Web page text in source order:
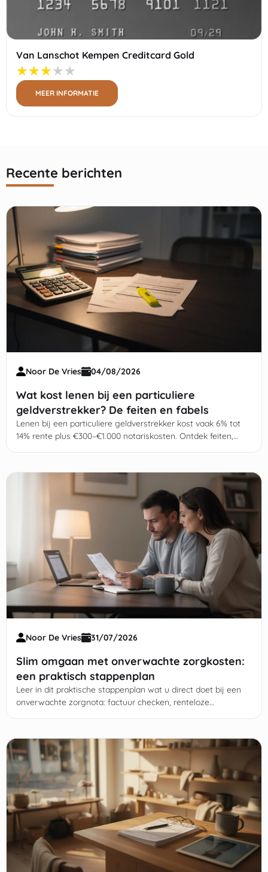
Van Lanschot Kempen Creditcard Gold
MEER INFORMATIE
Recente berichten
Noor De Vries 04/08/2026
Wat kost lenen bij een particuliere
geldverstrekker? De feiten en fabels
Lenen bij een particuliere geldverstrekker kost vaak 6% tot
14% rente plus €300–€1.000 notariskosten. Ontdek feiten,
Noor De Vries 31/07/2026
Slim omgaan met onverwachte zorgkosten:
een praktisch stappenplan
Leer in dit praktische stappenplan wat u direct doet bij een
onverwachte zorgnota: factuur checken, renteloze